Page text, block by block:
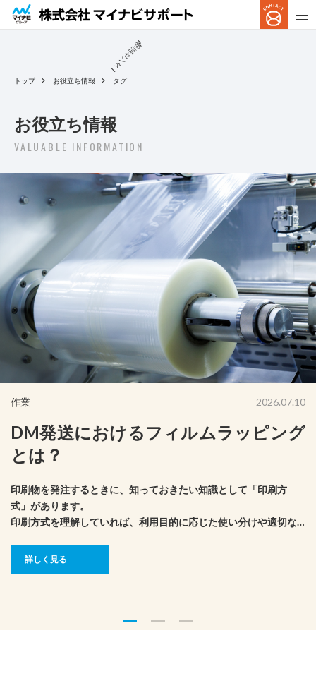
トップ お役立ち情報 タグ:
物
流
セ
ン
タ
ー
お役立ち情報
VALUABLE INFORMATION
作業 2026.07.10
DM発送におけるフィルムラッピング
とは？
印刷物を発注するときに、知っておきたい知識として「印刷方
式」があります。
印刷方式を理解していれば、利用目的に応じた使い分けや適切な
ここでは、印刷の版式や印刷方式ごとの特徴について、解説しま
詳しく見る